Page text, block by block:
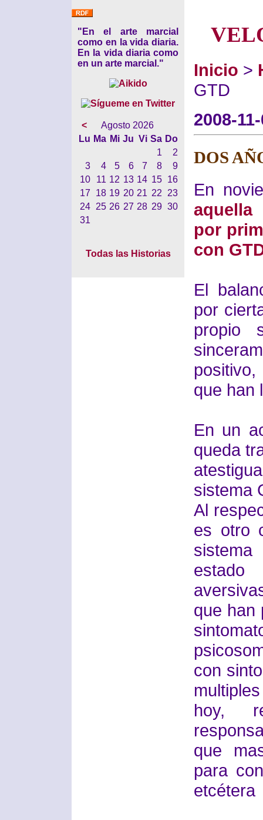
"En el arte marcial
como en la vida diaria.
En la vida diaria como
en un arte marcial."
<
Agosto 2026
Lu Ma Mi Ju Vi Sa Do
1
2
3
4 5 6 7 8
9
10
11 12 13 14 15
16
17
18 19 20 21 22
23
24
25 26 27 28 29 30
31
Todas las Historias
Inicio >
GTD
2008-
DOS
En
aquella
por
con
El
por
propio
que han
En un
queda
sistema
Al
es otro
estado
que han
con
hoy,
que
para
etcétera